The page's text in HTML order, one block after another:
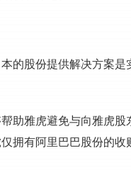
的股份提供解决方案
助雅虎避免与向雅虎
拥有阿里巴巴股份的